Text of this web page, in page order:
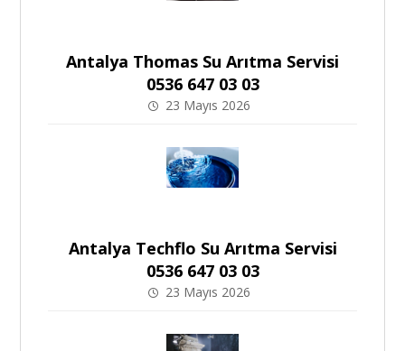
Antalya Thomas Su Arıtma Servisi
0536 647 03 03
23 Mayıs 2026
Antalya Techflo Su Arıtma Servisi
0536 647 03 03
23 Mayıs 2026